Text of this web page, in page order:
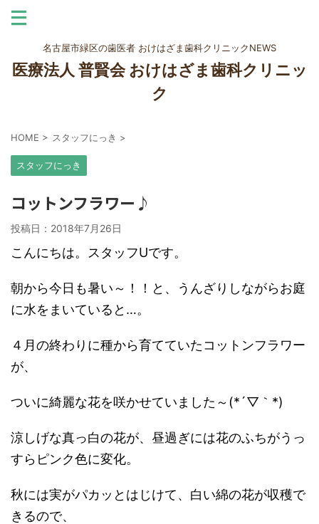
名古屋市緑区の歯医者 おけはざま歯科クリニックNEWS
医療法人 普賢会 おけはざま歯科クリニッ
ク
HOME > スタッフにっき >
スタッフにっき
コットンフラワー♪
投稿日： 2018年7月26日
こんにちは。スタッフUです。
朝から今日も暑い～！！と、うんざりしながらお庭
に水をまいていると…。
４月の終わりに種から育てていたコットンフラワー
が、
ついに綺麗な花を咲かせていました～(*´▽｀*)
涼しげな真っ白の花が、昼過ぎには花のふちがうっ
すらピンク色に変化。
秋には実がパカッとはじけて、白い綿の花が収穫で
きるので、